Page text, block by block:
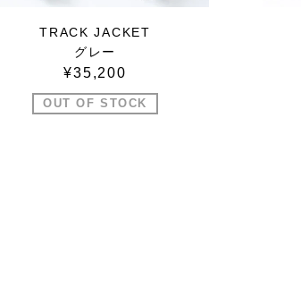
TRACK JACKET
グレー
¥35,200
OUT OF STOCK